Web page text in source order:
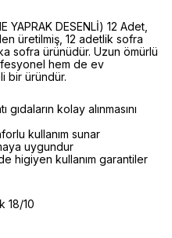
YAPRAK DESENLİ) 12 Adet,
üretilmiş, 12 adetlik sofra
sofra ürünüdür. Uzun ömürlü
hem de ev
bir üründür.
kolay alınmasını
kullanım sunar
uygundur
higiyen kullanım garantiler
18/10